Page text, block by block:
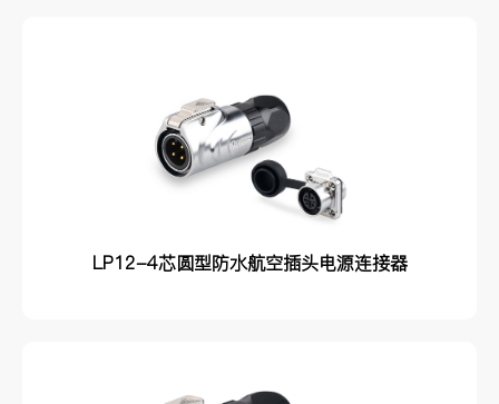
LP12-4芯圆型防水航空插头电源连接器